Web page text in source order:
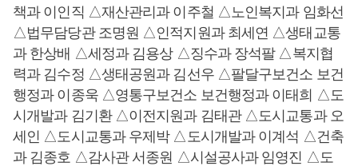
책과 이인직 △재산관리과 이주철 △노인복지과 임화선
△법무담당관 조명원 △인적지원과 최세연 △생태교통
과 한상배 △세정과 김용상 △징수과 장석팔 △복지협
력과 김수정 △생태공원과 김선우 △팔달구보건소 보건
행정과 이종욱 △영통구보건소 보건행정과 이태희 △도
시개발과 김기환 △이전지원과 김태관 △도시교통과 오
세인 △도시교통과 우제박 △도시개발과 이계석 △건축
과 김종호 △감사관 서종원 △시설공사과 임영진 △도